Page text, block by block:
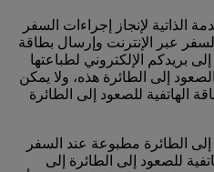
الذاتية لإنجاز إجراءات السفر
عبر الإنترنت وإرسال بطاقة
بريدكم الإلكتروني لطباعتها
إلى الطائرة هذه، ولا يمكن
الهاتفية للصعود إلى الطائرة
الطائرة مطبوعة عند السفر
للصعود إلى الطائرة إلى